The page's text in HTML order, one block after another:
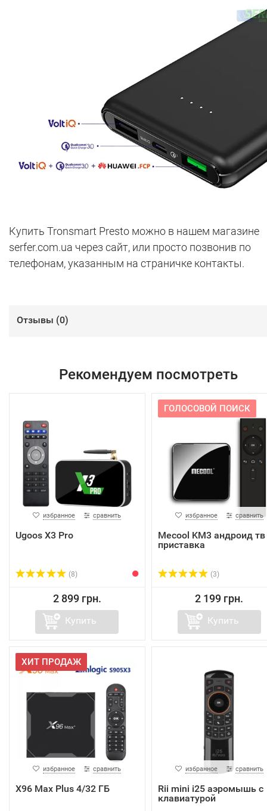
Купить Tronsmart Presto можно в нашем магазине
serfer.com.ua через сайт, или просто позвонив по
телефонам, указанным на страничке контакты.
Отзывы (0)
Рекомендуем посмотреть
избранное сравнить
Ugoos X3 Pro
(8)
2 899 грн.
Купить
ГОЛОСОВОЙ ПОИСК
избранное сравнить
Mecool KM3 андроид тв
приставка
(3)
2 199 грн.
Купить
ХИТ ПРОДАЖ
избранное сравнить
X96 Max Plus 4/32 ГБ
избранное сравнить
Rii mini i25 аэромышь с
клавиатурой